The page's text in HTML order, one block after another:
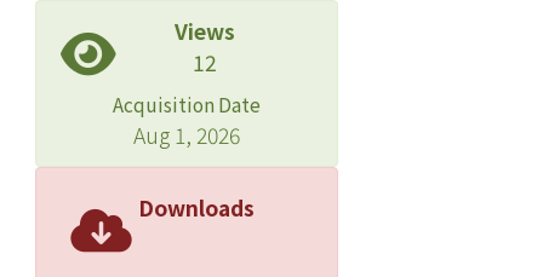
Views
12
Acquisition Date
Aug 1, 2026
Downloads